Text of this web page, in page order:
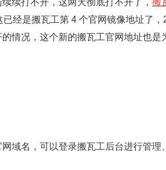
续打不开，这两天彻底打不开了， 搬
已经是搬瓦工第 4 个官网镜像地址了，
情况，这个新的搬瓦工官网地址也是
域名，可以登录搬瓦工后台进行管理